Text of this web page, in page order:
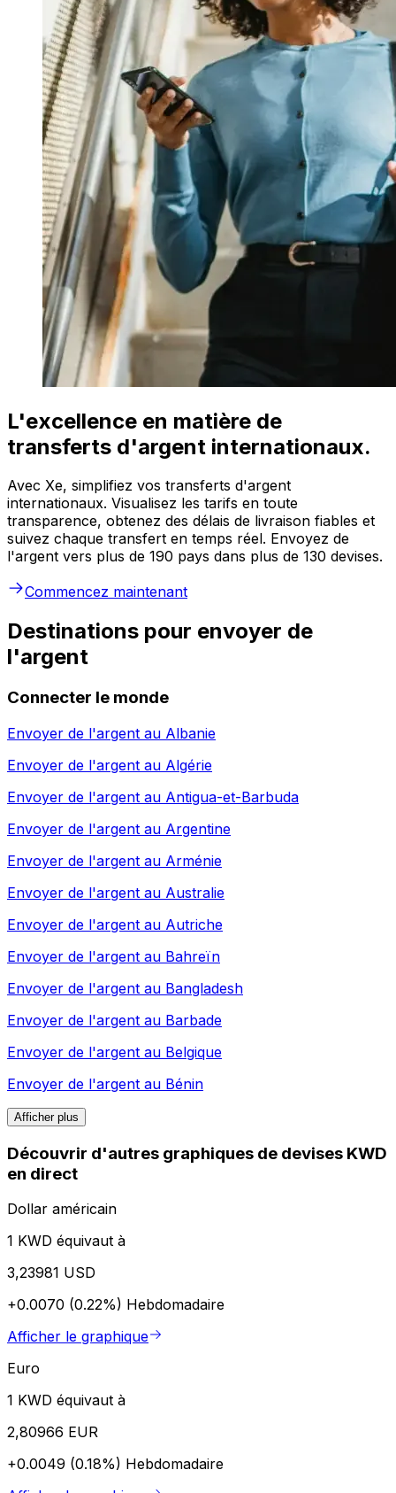
L'excellence en matière de
transferts d'argent internationaux.
Avec Xe, simplifiez vos transferts d'argent
internationaux. Visualisez les tarifs en toute
transparence, obtenez des délais de livraison fiables et
suivez chaque transfert en temps réel. Envoyez de
l'argent vers plus de 190 pays dans plus de 130 devises.
Commencez maintenant
Destinations pour envoyer de
l'argent
Connecter le monde
Envoyer de l'argent au Albanie
Envoyer de l'argent au Algérie
Envoyer de l'argent au Antigua-et-Barbuda
Envoyer de l'argent au Argentine
Envoyer de l'argent au Arménie
Envoyer de l'argent au Australie
Envoyer de l'argent au Autriche
Envoyer de l'argent au Bahreïn
Envoyer de l'argent au Bangladesh
Envoyer de l'argent au Barbade
Envoyer de l'argent au Belgique
Envoyer de l'argent au Bénin
Afficher plus
Découvrir d'autres graphiques de devises KWD
en direct
Dollar américain
1 KWD équivaut à
3,23981 USD
+0.0070 (0.22%) Hebdomadaire
Afficher le graphique
Euro
1 KWD équivaut à
2,80966 EUR
+0.0049 (0.18%) Hebdomadaire